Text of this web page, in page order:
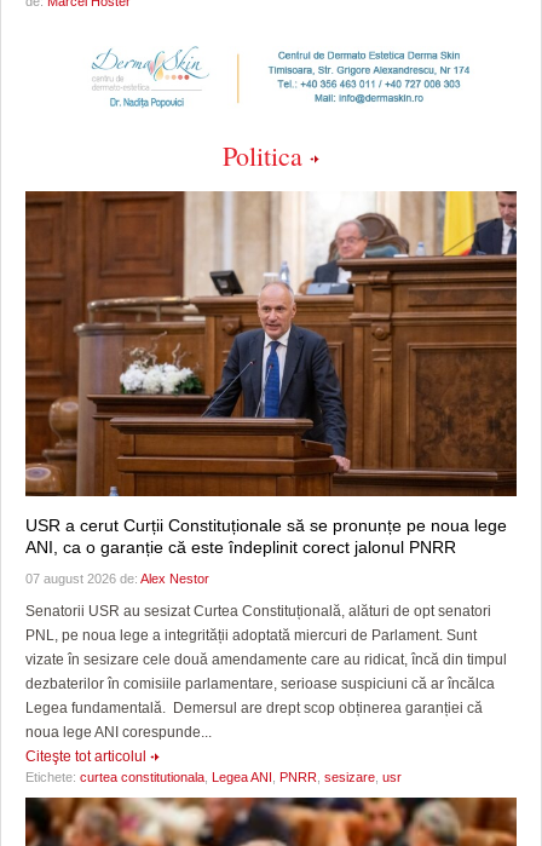
Politica
USR a cerut Curții Constituționale să se pronunțe pe noua lege
ANI, ca o garanție că este îndeplinit corect jalonul PNRR
07 august 2026 de: Alex Nestor
Senatorii USR au sesizat Curtea Constituțională, alături de opt senatori
PNL, pe noua lege a integrității adoptată miercuri de Parlament. Sunt
vizate în sesizare cele două amendamente care au ridicat, încă din timpul
dezbaterilor în comisiile parlamentare, serioase suspiciuni că ar încălca
Legea fundamentală. Demersul are drept scop obținerea garanției că
noua lege ANI corespunde...
Citeşte tot articolul
Etichete: curtea constitutionala Legea ANI PNRR sesizare usr